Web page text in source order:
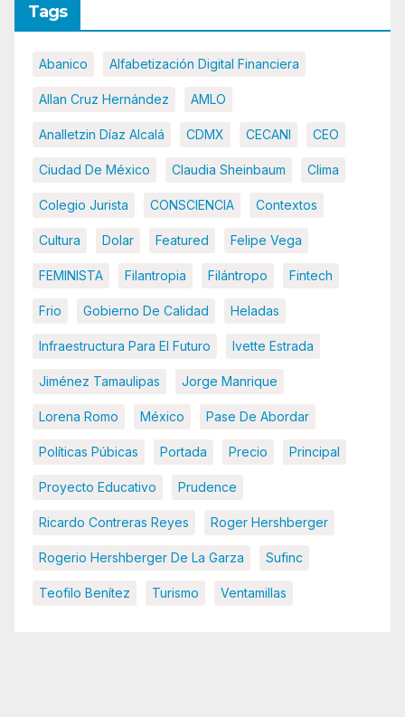
Tags
Abanico Alfabetización Digital Financiera
Allan Cruz Hernández AMLO
Analletzin Díaz Alcalá CDMX CECANI CEO
Ciudad De México Claudia Sheinbaum Clima
Colegio Jurista CONSCIENCIA Contextos
Cultura Dolar Featured Felipe Vega
FEMINISTA Filantropia Filántropo Fintech
Frio Gobierno De Calidad Heladas
Infraestructura Para El Futuro Ivette Estrada
Jiménez Tamaulipas Jorge Manrique
Lorena Romo México Pase De Abordar
Políticas Púbicas Portada Precio Principal
Proyecto Educativo Prudence
Ricardo Contreras Reyes Roger Hershberger
Rogerio Hershberger De La Garza Sufinc
Teofilo Benítez Turismo Ventamillas